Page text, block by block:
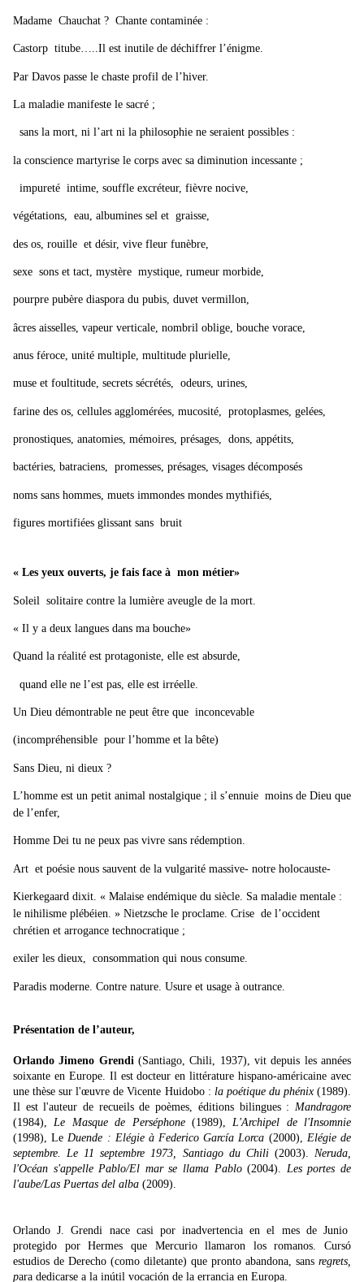
Madame Chauchat ? Chante contaminée :
Castorp titube…..Il est inutile de déchiffrer l’énigme.
Par Davos passe le chaste profil de l’hiver.
La maladie manifeste le sacré ;
sans la mort, ni l’art ni la philosophie ne seraient possibles :
la conscience martyrise le corps avec sa diminution incessante ;
impureté intime, souffle excréteur, fièvre nocive,
végétations, eau, albumines sel et graisse,
des os, rouille et désir, vive fleur funèbre,
sexe sons et tact, mystère mystique, rumeur morbide,
pourpre pubère diaspora du pubis, duvet vermillon,
âcres aisselles, vapeur verticale, nombril oblige, bouche vorace,
anus féroce, unité multiple, multitude plurielle,
muse et foultitude, secrets sécrétés, odeurs, urines,
farine des os, cellules agglomérées, mucosité, protoplasmes, gelées,
pronostiques, anatomies, mémoires, présages, dons, appétits,
bactéries, batraciens, promesses, présages, visages décomposés
noms sans hommes, muets immondes mondes mythifiés,
figures mortifiées glissant sans bruit
« Les yeux ouverts, je fais face à mon métier»
Soleil solitaire contre la lumière aveugle de la mort.
« Il y a deux langues dans ma bouche»
Quand la réalité est protagoniste, elle est absurde,
quand elle ne l’est pas, elle est irréelle.
Un Dieu démontrable ne peut être que inconcevable
(incompréhensible pour l’homme et la bête)
Sans Dieu, ni dieux ?
L’homme est un petit animal nostalgique ; il s’ennuie moins de Dieu que
de l’enfer,
Homme Dei tu ne peux pas vivre sans rédemption.
Art et poésie nous sauvent de la vulgarité massive- notre holocauste-
Kierkegaard dixit. « Malaise endémique du siècle. Sa maladie mentale :
le nihilisme plébéien. » Nietzsche le proclame. Crise de l’occident
chrétien et arrogance technocratique ;
exiler les dieux, consommation qui nous consume.
Paradis moderne. Contre nature. Usure et usage à outrance.
Présentation de l’auteur,
Orlando Jimeno Grendi (Santiago, Chili, 1937), vit depuis les années
soixante en Europe. Il est docteur en littérature hispano-américaine avec
une thèse sur l'œuvre de Vicente Huidobo : la poétique du phénix(1989).
Il est l'auteur de recueils de poèmes, éditions bilingues : Mandragore
(1984), Le Masque de Perséphone(1989), L'Archipel de l'Insomnie
(1998), Le Duende : Elégie à Federico García Lorca (2000), Elégie de
septembre. Le 11 septembre 1973, Santiago du Chili (2003). Neruda,
l'Océan s'appelle Pablo/El mar se llama Pablo(2004). Les portes de
l'aube/Las Puertas del alba (2009).
Orlando J. Grendi nace casi por inadvertencia en el mes de Junio
protegido por Hermes que Mercurio llamaron los romanos. Cursó
estudios de Derecho (como diletante) que pronto abandona, sans regrets,
para dedicarse a la inútil vocación de la errancia en Europa.